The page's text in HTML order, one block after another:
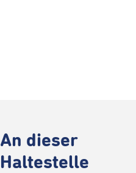
An dieser
Haltestelle